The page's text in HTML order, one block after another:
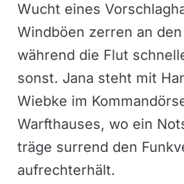
Wucht eines
Windböen zerren an
während die Flut
sonst. Jana steht mit
Wiebke im
Warfthauses, wo ein
träge surrend den
aufrechterhält.